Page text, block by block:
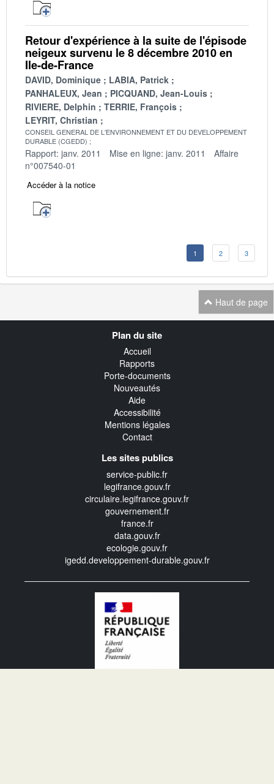
Retour d'expérience à la suite de l'épisode
neigeux survenu le 8 décembre 2010 en
Ile-de-France
DAVID, Dominique
LABIA, Patrick
PANHALEUX, Jean
PICQUAND, Jean-Louis
RIVIERE, Delphin
TERRIE, François
LEYRIT, Christian
CONSEIL GENERAL DE L'ENVIRONNEMENT ET DU DEVELOPPEMENT
DURABLE (CGEDD)
Rapport: janv. 2011 Mise en ligne: janv. 2011
Affaire
n°007540-01
Accéder à la notice
1 2 3
Haut de page
Plan du site
Accueil
Rapports
Porte-documents
Nouveautés
Aide
Accessibilité
Mentions légales
Contact
Les sites publics
service-public.fr
legifrance.gouv.fr
circulaire.legifrance.gouv.fr
gouvernement.fr
france.fr
data.gouv.fr
ecologie.gouv.fr
igedd.developpement-durable.gouv.fr